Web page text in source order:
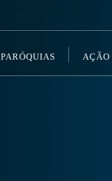
PARÓQUIAS AÇÃO